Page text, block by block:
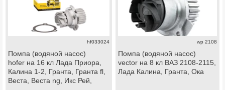
hf033024
Помпа (водяной насос)
hofer на 16 кл Лада Приора,
Калина 1-2, Гранта, Гранта fl,
Веста, Веста ng, Икс Рей,
wp 2108
Помпа (водяной насос)
vector на 8 кл ВАЗ 2108-2115,
Лада Калина, Гранта, Ока